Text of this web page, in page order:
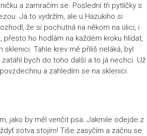
a zamračím se. Poslední tři pytlíčky s
Já to vydržím, ale u Hazukiho si
že si pochutná na někom na ulici, i
přesto ho hodlám na každém kroku hlídat,
Tahle krev mě příliš neláká, byl
bych do toho další a to já nechci. Už
a zahledím se na sklenici.
jako by měl venčit psa. Jakmile odejde z
sotva stojím! Tiše zasyčím a začnu se